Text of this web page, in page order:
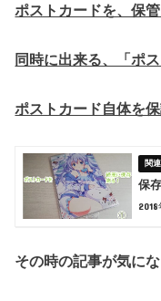
ポストカードを、保
同時に出来る、「ポ
ポストカード自体を
保
2018
その時の記事が気にな